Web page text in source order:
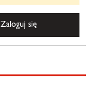
Zaloguj się